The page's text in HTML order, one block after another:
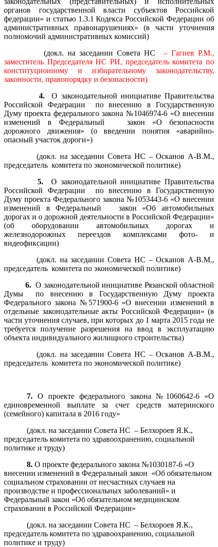
органов государственной власти субъектов Российской
федерации» и статью 1.3.1 Кодекса Российской Федерации об
административных правонарушениях» (в части уточнения
полномочий административных комиссий)
(докл. на заседании Совета НС – Гагиев Р.М.,
заместитель Председателя НС РИ, председатель комитета по
конституционному и избирательному законодательству,
законности, правопорядку и безопасности)
4. О законодательной инициативе Правительства
Российской Федерации по внесению в Государственную
Думу проекта федерального закона №1046974-6 «О внесении
изменений в Федеральный закон «О безопасности
дорожного движения» (о введении понятия «аварийно-
опасный участок дороги»)
(докл. на заседании Совета НС – Осканов А-В.М.,
председатель комитета по экономической политике)
5. О законодательной инициативе Правительства
Российской Федерации по внесению в Государственную
Думу проекта Федерального закона №1053443-6 «О внесении
изменений в Федеральный закон «Об автомобильных
дорогах и о дорожной деятельности в Российской Федерации»
(об оборудовании автомобильных дорогах и
железнодорожных переездов комплексами фото- и
видеофиксации)
(докл. на заседании Совета НС – Осканов А-В.М.,
председатель комитета по экономической политике)
6. О законодательной инициативе Рязанской областной
Думы по внесению в Государственную Думу проекта
Федерального закона №571900-6 «О внесении изменений в
отдельные законодательные акты Российской Федерации» (в
части уточнения случаев, при которых до 1 марта 2015 года не
требуется получение разрешения на ввод в эксплуатацию
объекта индивидуального жилищного строительства)
(докл. на заседании Совета НС – Осканов А-В.М.,
председатель комитета по экономической политике)
7.О проекте федерального закона №1060642-6 «О
единовременной выплате за счет средств материнского
(семейного) капитала в 2016 году»
(докл. на заседании Совета НС – Белхороев Я.К.,
председатель комитета по здравоохранению, социальной
политике и труду)
8.О проекте федерального закона №1030187-6 «О
внесении изменений в Федеральный закон «Об обязательном
социальном страховании от несчастных случаев на
производстве и профессиональных заболеваний» и
Федеральный закон «Об обязательном медицинском
страховании в Российской Федерации»
(докл. на заседании Совета НС – Белхороев Я.К.,
председатель комитета по здравоохранению, социальной
политике и труду)